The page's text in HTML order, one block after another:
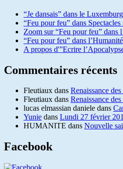
“Je dansais” dans le
“Feu pour feu” dans Spectacles
Zoom sur “Feu pour feu” dans
“Feu pour feu” dans l’Humanité
A propos d'”Ecrire
Commentaires récents
Fleutiaux dans Renaissance
Fleutiaux dans Renaissance
lucas elmassian daniele dans
Yunie dans Lundi 27 février
HUMANITE dans Nouvelle
Facebook